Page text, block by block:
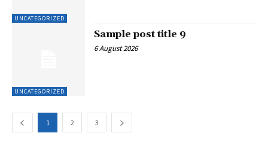
UNCATEGORIZED
UNCATEGORIZED
Sample post title 9
6 August 2026
1 2 3